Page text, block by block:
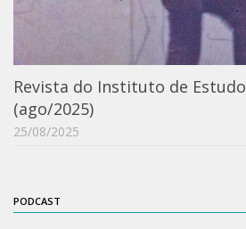
Revista do Instituto de
(ago/2025)
25/08/2025
PODCAST